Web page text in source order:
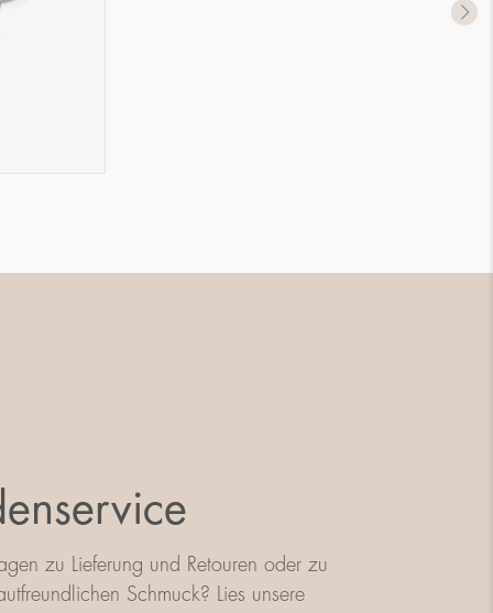
zu Lieferung und Retouren oder zu
Schmuck? Lies unsere